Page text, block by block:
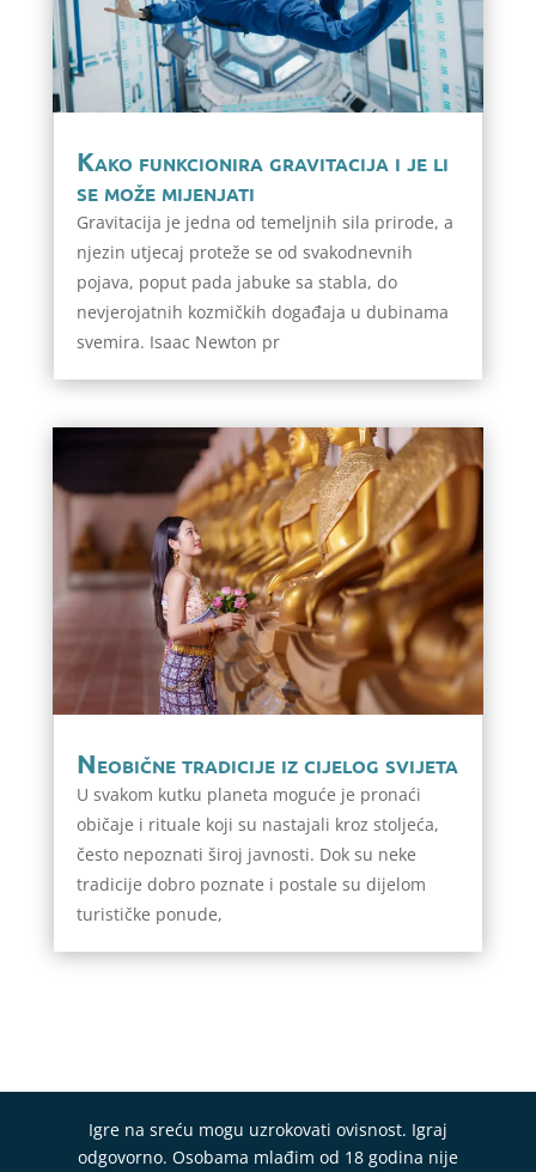
Kako funkcionira gravitacija i je li
se može mijenjati
Gravitacija je jedna od temeljnih sila prirode, a
njezin utjecaj proteže se od svakodnevnih
pojava, poput pada jabuke sa stabla, do
nevjerojatnih kozmičkih događaja u dubinama
svemira. Isaac Newton pr
Neobične tradicije iz cijelog svijeta
U svakom kutku planeta moguće je pronaći
običaje i rituale koji su nastajali kroz stoljeća,
često nepoznati široj javnosti. Dok su neke
tradicije dobro poznate i postale su dijelom
turističke ponude,
Igre na sreću mogu uzrokovati ovisnost. Igraj
odgovorno. Osobama mlađim od 18 godina nije